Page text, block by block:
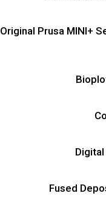
Original Prusa MINI+
Fused